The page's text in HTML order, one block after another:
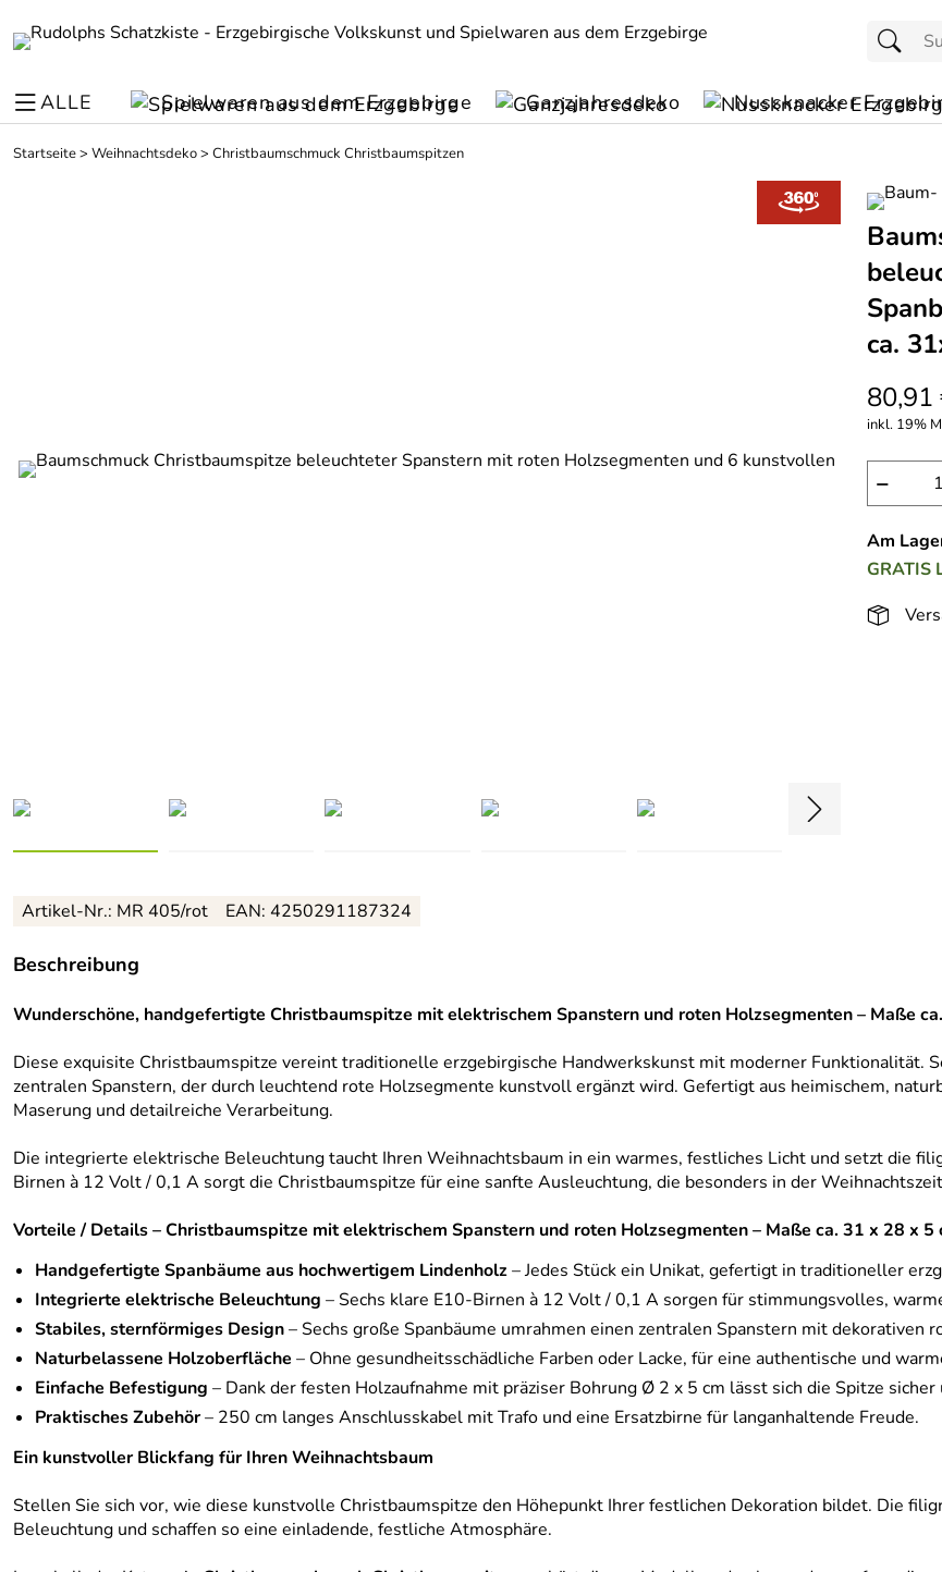
ALLE Spielwaren aus dem Erzgebirge Ganzjahresdeko Nussknacker
Startseite> Weihnachtsdeko> Christbaumschmuck Christbaumspitzen
ca.
80,91
inkl. 19%
−
Am
GRATIS
Artikel-Nr.: MR 405/rot EAN: 4250291187324
Beschreibung
Wunderschöne, handgefertigte Christbaumspitze mit elektrischem Spanstern und roten Holzsegmenten – Maße
Diese exquisite Christbaumspitze vereint traditionelle erzgebirgische Handwerkskunst mit moderner Funktionalität.
zentralen Spanstern, der durch leuchtend rote Holzsegmente kunstvoll ergänzt wird. Gefertigt aus heimischem,
Maserung und detailreiche Verarbeitung.
Die integrierte elektrische Beleuchtung taucht Ihren Weihnachtsbaum in ein warmes, festliches Licht und setzt die
Birnen à 12 Volt / 0,1 A sorgt die Christbaumspitze für eine sanfte Ausleuchtung, die besonders in der
Vorteile / Details – Christbaumspitze mit elektrischem Spanstern und roten Holzsegmenten – Maße ca. 31 x 28 x 5
Handgefertigte Spanbäume aus hochwertigem Lindenholz– Jedes Stück ein Unikat, gefertigt in traditioneller
Integrierte elektrische Beleuchtung – Sechs klare E10-Birnen à 12 Volt / 0,1 A sorgen für stimmungsvolles,
Stabiles, sternförmiges Design– Sechs große Spanbäume umrahmen einen zentralen Spanstern mit dekorativen
Naturbelassene Holzoberfläche – Ohne gesundheitsschädliche Farben oder Lacke, für eine authentische und
Einfache Befestigung – Dank der festen Holzaufnahme mit präziser Bohrung Ø 2 x 5 cm lässt sich die Spitze
Praktisches Zubehör– 250 cm langes Anschlusskabel mit Trafo und eine Ersatzbirne für langanhaltende Freude.
Ein kunstvoller Blickfang für Ihren Weihnachtsbaum
Stellen Sie sich vor, wie diese kunstvolle Christbaumspitze den Höhepunkt Ihrer festlichen Dekoration bildet. Die
Beleuchtung und schaffen so eine einladende, festliche Atmosphäre.